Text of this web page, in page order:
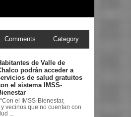
Comments Category
de Valle de
podrán acceder a
de salud gratuitos
el sistema IMSS-
“Con el IMSS-Bienestar,
vecinos que no cuentan con
...